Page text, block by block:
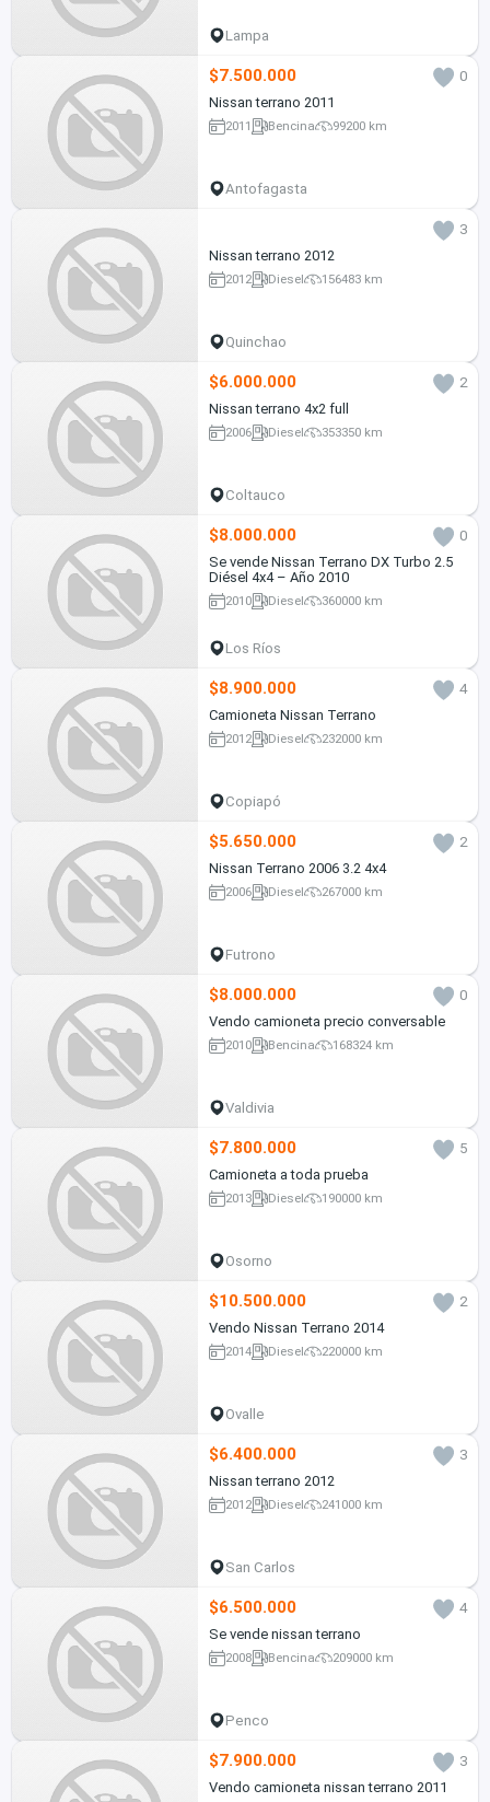
Lampa
$7.500.000
0
Nissan terrano 2011
2011 Bencina 99200 km
Antofagasta
3
Nissan terrano 2012
2012 Diesel 156483 km
Quinchao
$6.000.000
2
Nissan terrano 4x2 full
2006 Diesel 353350 km
Coltauco
$8.000.000
0
Se vende Nissan Terrano DX Turbo 2.5
Diésel 4x4 – Año 2010
2010 Diesel 360000 km
Los Ríos
$8.900.000
4
Camioneta Nissan Terrano
2012 Diesel 232000 km
Copiapó
$5.650.000
2
Nissan Terrano 2006 3.2 4x4
2006 Diesel 267000 km
Futrono
$8.000.000
0
Vendo camioneta precio conversable
2010 Bencina 168324 km
Valdivia
$7.800.000
5
Camioneta a toda prueba
2013 Diesel 190000 km
Osorno
$10.500.000
2
Vendo Nissan Terrano 2014
2014 Diesel 220000 km
Ovalle
$6.400.000
3
Nissan terrano 2012
2012 Diesel 241000 km
San Carlos
$6.500.000
4
Se vende nissan terrano
2008 Bencina 209000 km
Penco
$7.900.000
3
Vendo camioneta nissan terrano 2011